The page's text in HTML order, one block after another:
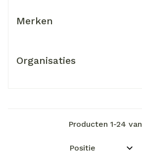
Merken
Organisaties
Producten 1-24 van
Sorteer op: